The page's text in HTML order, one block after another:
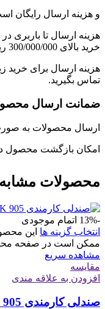
و هزینه ارسال رایگان
هزینه ارسال تا باربری
خرید بالای 300/000/000 ریال ) رایگان است.
تماس بگیرید.
ضمانت ارسال
ارسال محصولات به
امکان بازگشت محصول
محصولات مشابه
-13%
اتمام موجودی
انتخاب گزینه ها این
ممکن است در صفحه
مشاهده سریع
مقایسه
افزودن به علاقه مندی
صندلی کارمندی K 905